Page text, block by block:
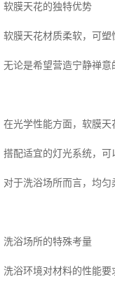
软膜天花的独特优势
软膜天花材质柔软，可塑
无论是希望营造宁静禅意
在光学性能方面，软膜天
搭配适宜的灯光系统，可
对于洗浴场所而言，均匀
洗浴场所的特殊考量
洗浴环境对材料的性能要